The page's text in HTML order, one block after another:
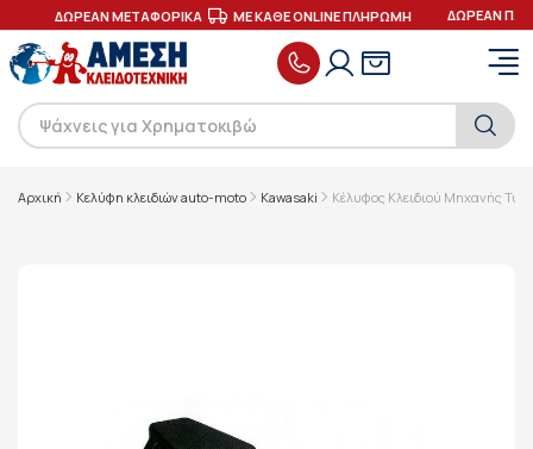
ΔΩΡΕΑΝ ΜΕΤΑΦΟΡΙΚΑ ΜΕ ΚΑΘΕ ONLINE ΠΛΗΡΩΜΗ ΔΩΡΕΑΝ
Αρχική Κελύφη κλειδιών auto-moto Kawasaki Κέλυφος Κλειδιού Μηχανής